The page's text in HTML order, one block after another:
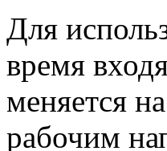
Для
время
меняется
рабочим